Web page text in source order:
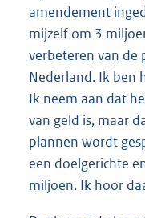
amendement
mijzelf om 3
verbeteren van de
Nederland. Ik ben
Ik neem aan dat
van geld is, maar
plannen wordt
een doelgerichte
miljoen. Ik hoor